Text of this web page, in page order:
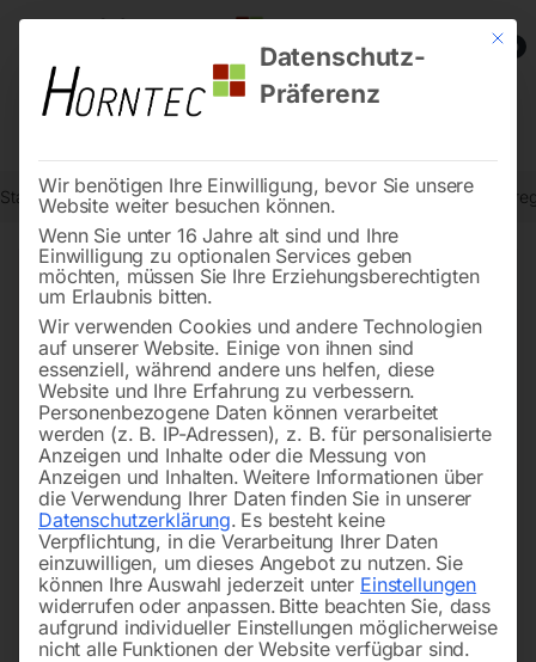
0
Start Stromaggregate und Stromerzeuger Zubehör für
Mit
Datenschutz-
Präferenz
Wir benötigen Ihre Einwilligung, bevor Sie unsere
Website weiter besuchen können.
Wenn Sie unter 16 Jahre alt sind und Ihre
Einwilligung zu optionalen Services geben
möchten, müssen Sie Ihre Erziehungsberechtigten
um Erlaubnis bitten.
Wir verwenden Cookies und andere Technologien
auf unserer Website. Einige von ihnen sind
essenziell, während andere uns helfen, diese
Website und Ihre Erfahrung zu verbessern.
Personenbezogene Daten können verarbeitet
werden (z. B. IP-Adressen), z. B. für personalisierte
Anzeigen und Inhalte oder die Messung von
Anzeigen und Inhalten. Weitere Informationen über
die Verwendung Ihrer Daten finden Sie in unserer
Datenschutzerklärung. Es besteht keine
Verpflichtung, in die Verarbeitung Ihrer Daten
einzuwilligen, um dieses Angebot zu nutzen. Sie
können Ihre Auswahl jederzeit unter Einstellungen
widerrufen oder anpassen. Bitte beachten Sie, dass
aufgrund individueller Einstellungen möglicherweise
nicht alle Funktionen der Website verfügbar sind.